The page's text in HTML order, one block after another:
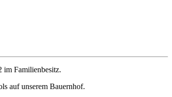
im Familienbesitz.
auf unserem Bauernhof.